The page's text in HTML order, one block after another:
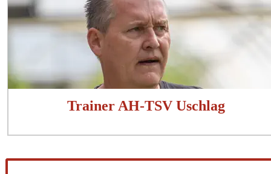
Trainer AH-TSV Uschlag